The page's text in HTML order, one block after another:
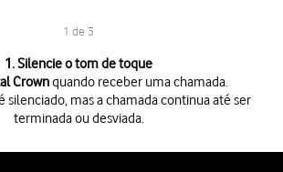
1 de 3
1. Silencie o tom de toque
Crownquando receber uma chamada.
silenciado, mas a chamada continua até ser
terminada ou desviada.
mas a chamada continua até ser